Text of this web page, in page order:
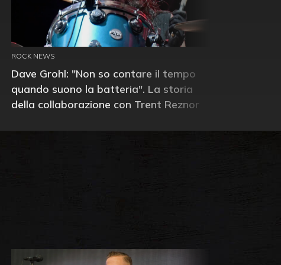
ROCK NEWS
Dave Grohl: "Non so contare il tempo
quando suono la batteria". La storia
della collaborazione con Trent Reznor